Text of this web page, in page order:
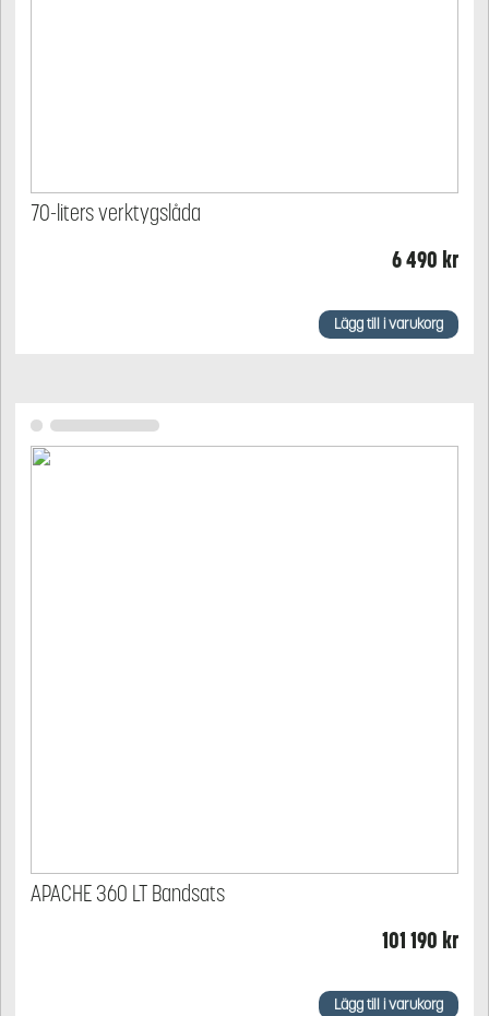
70-liters verktygslåda
6 490 kr
Lägg till i varukorg
APACHE 360 LT Bandsats
101 190 kr
Lägg till i varukorg